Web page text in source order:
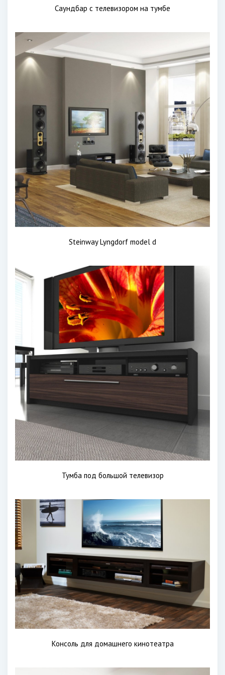
Саундбар с телевизором на тумбе
Steinway Lyngdorf model d
Тумба под большой телевизор
Консоль для домашнего кинотеатра